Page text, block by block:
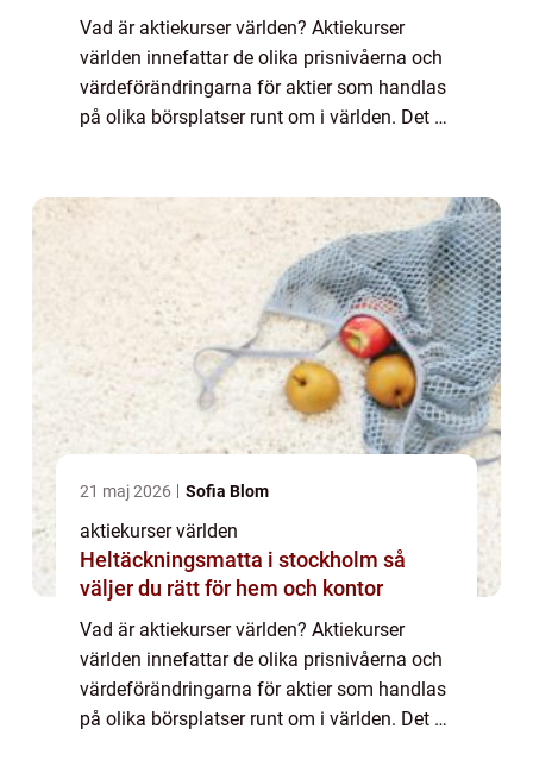
Vad är aktiekurser världen? Aktiekurser
världen innefattar de olika prisnivåerna och
värdeförändringarna för aktier som handlas
på olika börsplatser runt om i världen. Det är
21 maj 2026 Sofia Blom
aktiekurser världen
Heltäckningsmatta i stockholm så
väljer du rätt för hem och kontor
Vad är aktiekurser världen? Aktiekurser
världen innefattar de olika prisnivåerna och
värdeförändringarna för aktier som handlas
på olika börsplatser runt om i världen. Det är